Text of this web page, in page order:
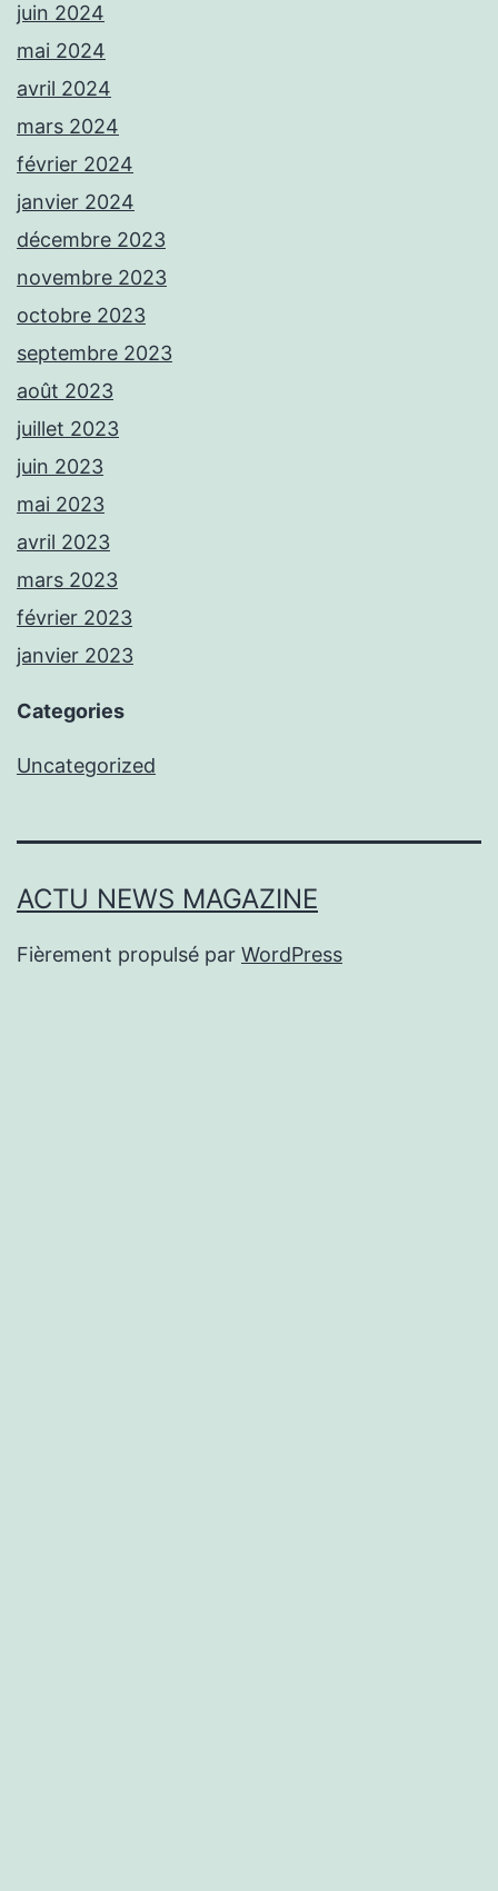
juin 2024
mai 2024
avril 2024
mars 2024
février 2024
janvier 2024
décembre 2023
novembre 2023
octobre 2023
septembre 2023
août 2023
juillet 2023
juin 2023
mai 2023
avril 2023
mars 2023
février 2023
janvier 2023
Categories
Uncategorized
ACTU NEWS MAGAZINE
Fièrement propulsé par WordPress